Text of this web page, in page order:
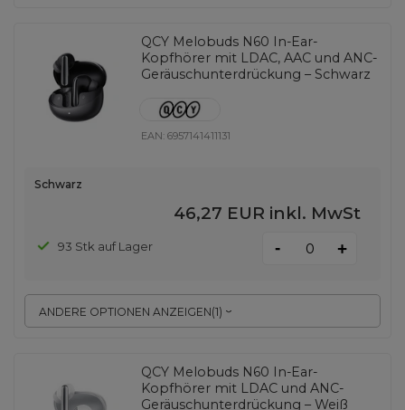
QCY Melobuds N60 In-Ear-
Kopfhörer mit LDAC, AAC und ANC-
Geräuschunterdrückung – Schwarz
EAN:6957141411131
ANDERE OPTIONEN ANZEIGEN(1)
Schwarz
46,27 EUR inkl. MwSt
93 Stk auf Lager - +
QCY Melobuds N60 In-Ear-
Kopfhörer mit LDAC und ANC-
Geräuschunterdrückung – Weiß